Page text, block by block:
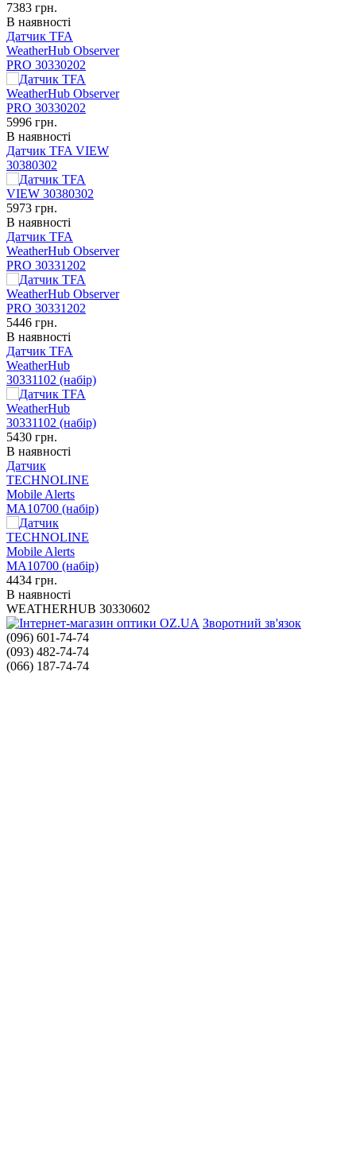
7383 грн.
В наявності
Датчик TFA
WeatherHub Observer
PRO 30330202
5996 грн.
В наявності
Датчик TFA VIEW
30380302
5973 грн.
В наявності
Датчик TFA
WeatherHub Observer
PRO 30331202
5446 грн.
В наявності
Датчик TFA
WeatherHub
30331102 (набір)
5430 грн.
В наявності
Датчик
TECHNOLINE
Mobile Alerts
MA10700 (набір)
4434 грн.
В наявності
WEATHERHUB 30330602
Зворотний зв'язок
(096) 601-74-74
(093) 482-74-74
(066) 187-74-74